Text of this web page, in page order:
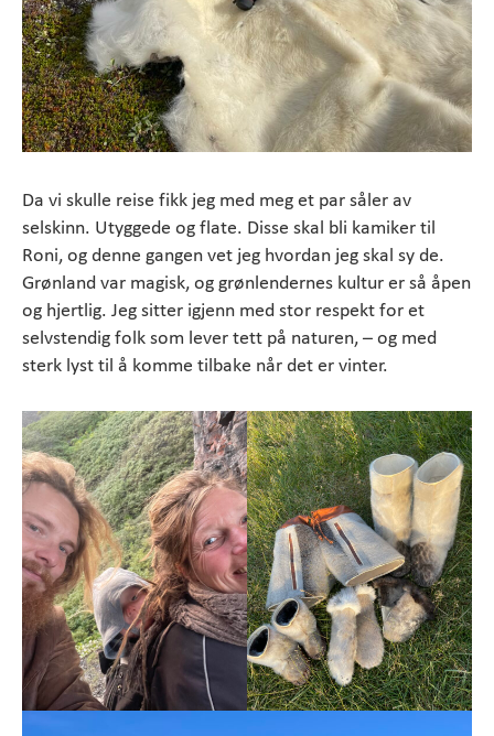
Da vi skulle reise fikk jeg med meg et par såler av
selskinn. Utyggede og flate. Disse skal bli kamiker til
Roni, og denne gangen vet jeg hvordan jeg skal sy de.
Grønland var magisk, og grønlendernes kultur er så åpen
og hjertlig. Jeg sitter igjenn med stor respekt for et
selvstendig folk som lever tett på naturen, – og med
sterk lyst til å komme tilbake når det er vinter.